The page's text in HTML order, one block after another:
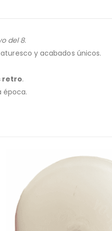
del 8.
y acabados únicos.
retro.
época.